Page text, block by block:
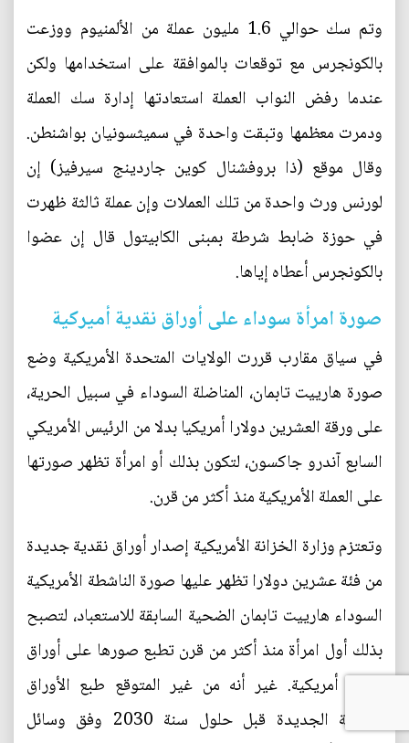
وتم سك حوالي 1.6 مليون عملة من الألمنيوم ووزعت
بالكونجرس مع توقعات بالموافقة على استخدامها ولكن
عندما رفض النواب العملة استعادتها إدارة سك العملة
ودمرت معظمها وتبقت واحدة في سميثسونيان بواشنطن.
وقال موقع (ذا بروفشنال كوين جاردينج سيرفيز) إن
لورنس ورث واحدة من تلك العملات وإن عملة ثالثة ظهرت
في حوزة ضابط شرطة بمبنى الكابيتول قال إن عضوا
بالكونجرس أعطاه إياها.
صورة امرأة سوداء على أوراق نقدية أميركية
في سياق مقارب قررت الولايات المتحدة الأمريكية وضع
صورة هارييت تابمان، المناضلة السوداء في سبيل الحرية،
على ورقة العشرين دولارا أمريكيا بدلا من الرئيس الأمريكي
السابع آندرو جاكسون، لتكون بذلك أو امرأة تظهر صورتها
على العملة الأمريكية منذ أكثر من قرن.
وتعتزم وزارة الخزانة الأمريكية إصدار أوراق نقدية جديدة
من فئة عشرين دولارا تظهر عليها صورة الناشطة الأمريكية
السوداء هارييت تابمان الضحية السابقة للاستعباد، لتصبح
بذلك أول امرأة منذ أكثر من قرن تطبع صورها على أوراق
نقدية أمريكية. غير أنه من غير المتوقع طبع الأوراق
النقدية الجديدة قبل حلول سنة 2030 وفق وسائل